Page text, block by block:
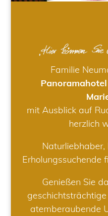
Familie
mit Ausblick auf
herzlich
Erholungssuchende
Genießen Sie
atemberaubende